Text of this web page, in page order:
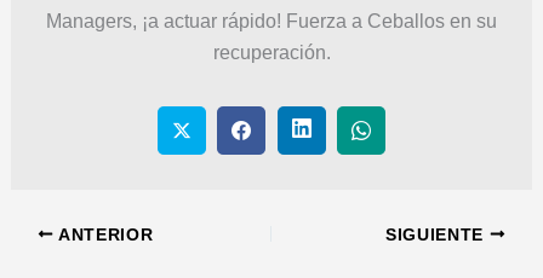
Managers, ¡a actuar rápido! Fuerza a Ceballos en su
recuperación.
ANTERIOR SIGUIENTE